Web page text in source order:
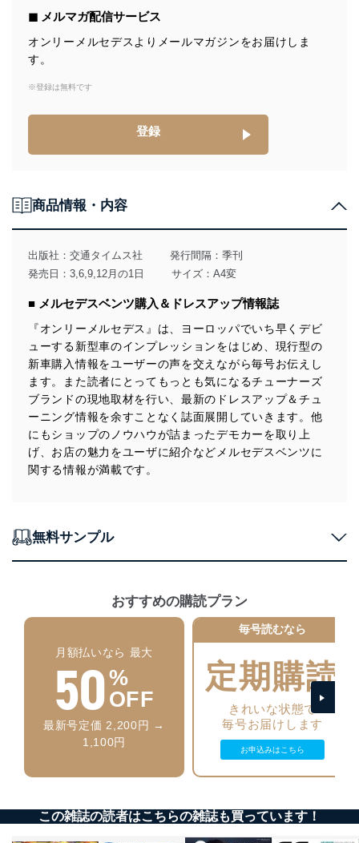
個人情報の取得・利用・提供について
当社は、個人情報の取得・利用・提供に際して、その利
得・利用・提供を行います。また、当社が保有している
供・開示は行いません。当社においてはこれらの取り組
みを確実にするため、従業者等の教育を徹底してまいり
その他の規範を遵守します。また、当社の管理の仕組み
に、これらの法令及びその他の規範を常に適合させま
す。
当社は、個人情報の正確性及び安全性を確保するため
に、下記セキュリティ対策をはじめとする安全対策を実
施し、個人情報の漏えい、滅失またはき損の防止及び是
正に努めます。
アクセス制御
個人データを取り扱うことのできる機器及び当該
機器を取り扱う従業者を明確化し、 個人データへ
の不要なアクセスを防止しています。
アクセス者の識別と認証
者を識別・認証しています。
個人データを取り扱う機器等にセキュリティ対策
ソフトウェア等を導入し、自動更新 機能等の活用
により、これを最新状態としています。
情報システムの使用に伴う漏洩等の防止
メール等により個人データの含まれるファイルを
送信する場合に、当該ファイルへのパスワードを
設定しています。
個人情報保護マネジメントシステムの継続的改善
当社は、内部監査及びマネジメントレビューの機会を通
苦情及び相談受付け窓口
◼︎ メルマガ配信サービス
オンリーメルセデスよりメールマガジンをお届けしま
す。
※登録は無料です
登録
商品情報・内容
出版社： 交通タイムス社
発行間隔：季刊
発売日：3,6,9,12月の1日
サイズ：A4変
■ メルセデスベンツ購入＆ドレスアップ情報誌
『オンリーメルセデス』は、ヨーロッパでいち早くデビ
ューする新型車のインプレッションをはじめ、現行型の
新車購入情報をユーザーの声を交えながら毎号お伝えし
ます。また読者にとってもっとも気になるチューナーズ
ブランドの現地取材を行い、最新のドレスアップ＆チュ
ーニング情報を余すことなく誌面展開していきます。他
にもショップのノウハウが詰まったデモカーを取り上
げ、お店の魅力をユーザに紹介などメルセデスベンツに
関する情報が満載です。
無料サンプル
おすすめの購読プラン
月額払いなら 最大
50%
OFF
最新号定価 2,200円 →
1,100円
毎号読むなら
定期購読
きれいな状態で
毎号お届けします
お申込みはこちら
この雑誌の読者はこちらの雑誌も買っています！